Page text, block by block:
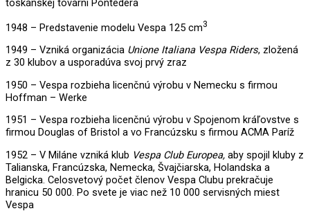
toskánskej továrni Pontedera
1948 – Predstavenie modelu Vespa 125 cm3
1949 – Vzniká organizácia Unione Italiana Vespa Riders, zložená
z 30 klubov a usporadúva svoj prvý zraz
1950 – Vespa rozbieha licenčnú výrobu v Nemecku s firmou
Hoffman – Werke
1951 – Vespa rozbieha licenčnú výrobu v Spojenom kráľovstve s
firmou Douglas of Bristol a vo Francúzsku s firmou ACMA Paríž
1952 – V Miláne vzniká klub Vespa Club Europea, aby spojil kluby z
Talianska, Francúzska, Nemecka, Švajčiarska, Holandska a
Belgicka. Celosvetový počet členov Vespa Clubu prekračuje
hranicu 50 000. Po svete je viac než 10 000 servisných miest
Vespa